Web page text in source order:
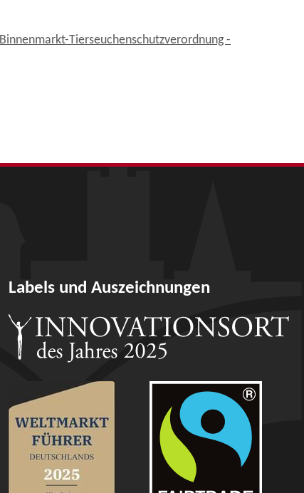
Tierseuchenschutzverordnung -
Labels und Auszeichnungen